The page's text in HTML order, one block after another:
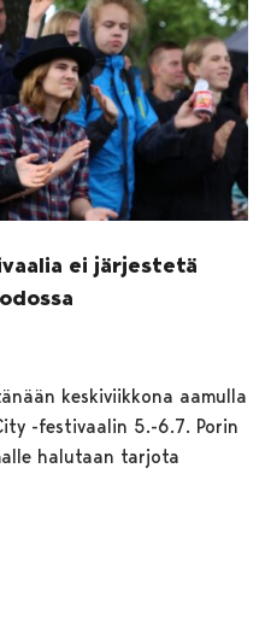
ei järjestetä
keskiviikkona aamulla
-festivaalin 5.-6.7. Porin
halutaan tarjota